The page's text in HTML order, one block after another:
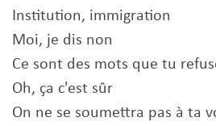
Institution, immigration
Moi, je dis non
Ce sont des mots que tu
Oh, ça c'est sûr
On ne se soumettra pas à ta